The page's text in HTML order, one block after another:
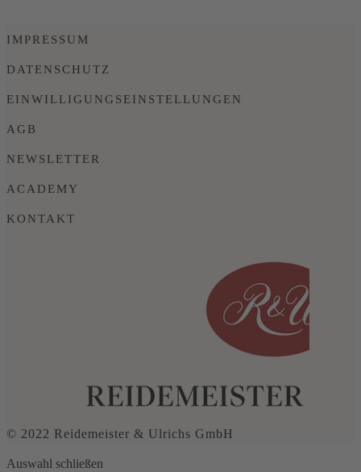
IMPRESSUM
DATENSCHUTZ
EINWILLIGUNGSEINSTELLUNGEN
AGB
NEWSLETTER
ACADEMY
KONTAKT
© 2022 Reidemeister & Ulrichs GmbH
Auswahl schließen